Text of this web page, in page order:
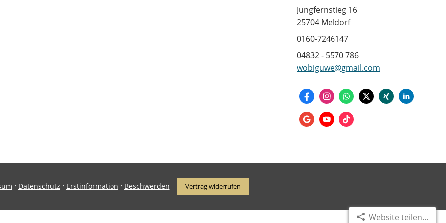
Jungfernstieg 16
25704 Meldorf
0160-7246147
04832 - 5570 786
wobiguwe@gmail.com
· Datenschutz · Erstinformation · Beschwerden Vertrag widerrufen
Website teilen...